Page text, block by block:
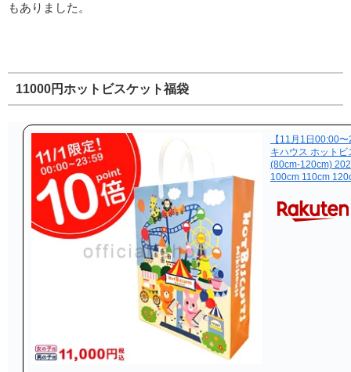
もありました。
11000円ホットビスケット福袋
【11月1日00:00
キハウス ホット
(80cm-120cm)
100cm 110cm